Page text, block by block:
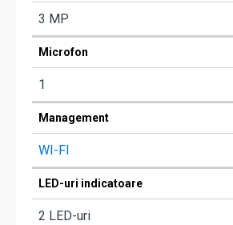
3 MP
Microfon
1
Management
WI-FI
LED-uri indicatoare
2 LED-uri